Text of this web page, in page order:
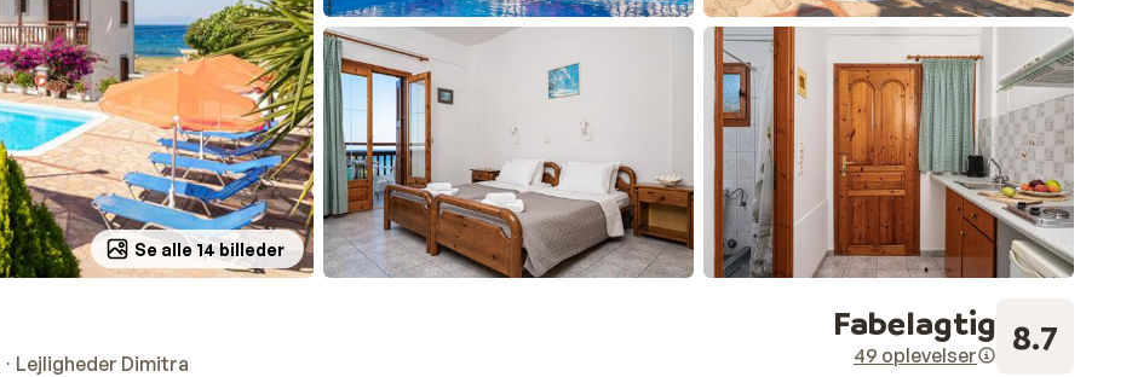
Se alle 14 billeder
Lejligheder Dimitra
Fabelagtig
49 oplevelser 8.7